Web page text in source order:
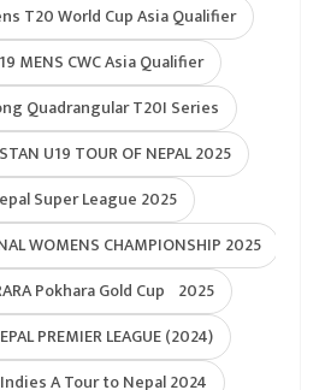
T20 World Cup Asia Qualifier
MENS CWC Asia Qualifier
Quadrangular T20I Series
U19 TOUR OF NEPAL 2025
Super League 2025
WOMENS CHAMPIONSHIP 2025
Pokhara Gold Cup 2025
PREMIER LEAGUE (2024)
A Tour to Nepal 2024